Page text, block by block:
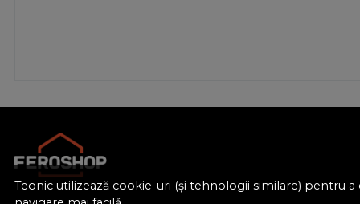
Teonic utilizează cookie-uri (și tehnologii similare) pentru